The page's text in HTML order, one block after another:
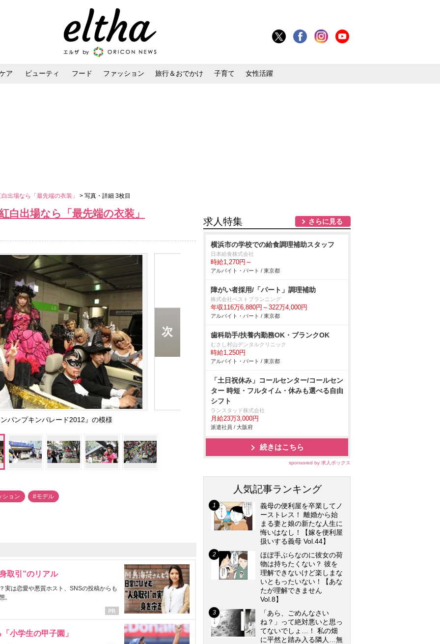
ア ビューティ フード ファッション 旅行＆おでかけ 子育て 女性活躍
出場なら「最先端の衣装」 > 写真・詳細 3枚目
白出場なら「最先端の衣装」
パンプキンパレード2012』の模様
ション #モデル
取引”のリアル
実は恋愛や悪質ホスト、SNSの投稿からも
。
小学生の甲子園」
求人特集 さらに見る
横浜市の学校での給食調理補助スタッフ
日本給食株式会社
時給1,270円～
アルバイト・パート / 東京都
障がい者採用/「パート」調理補助
株式会社ベストプランニング
年収116万6,880円～322万4,000円
アルバイト・パート / 東京都
歯科助手/扶養内勤務OK・ブランクOK
むさし村山デンタルクリニック
時給1,250円
アルバイト・パート / 東京都
「土日祝休み」コールセンター/コールセン
ター 時短・フルタイム・休みも選べる自由
シフト
ランスタッド株式会社
月給23万3,000円
派遣社員 / 大阪府
続きはこちら
sponsored by 求人ボックス
人気記事ランキング
義母の便利屋を卒業してノ
ーストレス！ 離婚から始
まる妻と娘の新たな人生に
悔いはなし！【嫁を便利屋
扱いする義母 Vol.44】
ほぼ手ぶらなのに彼女の荷
物は持ちたくない？ 彼を
理解できないけど楽しまな
いともったいない！【あな
たが理解できません
Vol.8】
「あら、ごめんなさい
ね？」って絶対悪いと思っ
てないでしょ…！ 私の畑
に平然と踏み入る隣人…無